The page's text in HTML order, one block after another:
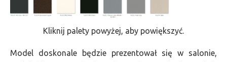
Kliknij palety powyżej, aby powiększyć.
Model doskonale będzie prezentował się w salonie,